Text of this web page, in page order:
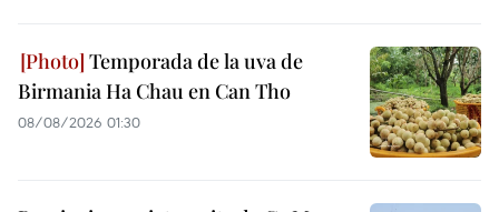
Temporada de la uva de
Birmania Ha Chau en Can Tho
08/08/2026 01:30